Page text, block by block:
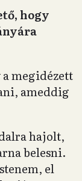
hogy
megidézett
ameddig
hajolt,
belesni.
el